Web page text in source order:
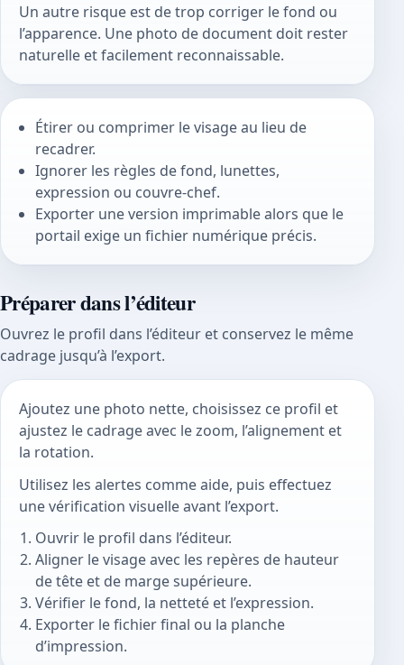
Un autre risque est de trop corriger le fond ou
l’apparence. Une photo de document doit rester
naturelle et facilement reconnaissable.
Étirer ou comprimer le visage au lieu de
recadrer.
Ignorer les règles de fond, lunettes,
expression ou couvre-chef.
Exporter une version imprimable alors que le
portail exige un fichier numérique précis.
Préparer dans l’éditeur
Ouvrez le profil dans l’éditeur et conservez le même
cadrage jusqu’à l’export.
Ajoutez une photo nette, choisissez ce profil et
ajustez le cadrage avec le zoom, l’alignement et
la rotation.
Utilisez les alertes comme aide, puis effectuez
une vérification visuelle avant l’export.
Ouvrir le profil dans l’éditeur.
Aligner le visage avec les repères de hauteur
de tête et de marge supérieure.
Vérifier le fond, la netteté et l’expression.
Exporter le fichier final ou la planche
d’impression.